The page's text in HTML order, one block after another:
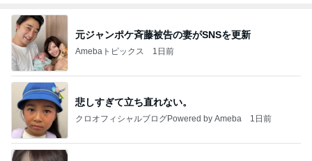
元ジャンポケ斉藤被告の妻がSNSを更新
Amebaトピックス 1日前
悲しすぎて立ち直れない。
クロオフィシャルブログPowered by Ameba 1日前